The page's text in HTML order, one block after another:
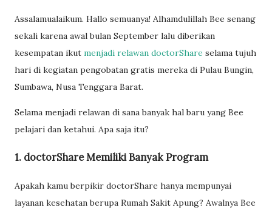
Assalamualaikum. Hallo semuanya! Alhamdulillah Bee senang
sekali karena awal bulan September lalu diberikan
kesempatan ikut menjadi relawan doctorShare selama tujuh
hari di kegiatan pengobatan gratis mereka di Pulau Bungin,
Sumbawa, Nusa Tenggara Barat.
Selama menjadi relawan di sana banyak hal baru yang Bee
pelajari dan ketahui. Apa saja itu?
1. doctorShare Memiliki Banyak Program
Apakah kamu berpikir doctorShare hanya mempunyai
layanan kesehatan berupa Rumah Sakit Apung? Awalnya Bee